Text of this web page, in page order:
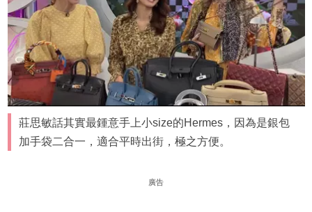
莊思敏話其實最鍾意手上小size的Hermes，因為是銀包
加手袋二合一，適合平時出街，極之方便。
廣告